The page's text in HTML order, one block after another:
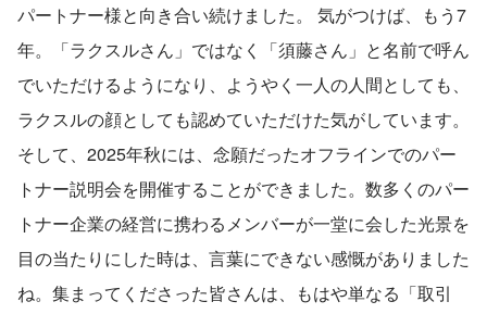
パートナー様と向き合い続けました。 気がつけば、もう7
年。「ラクスルさん」ではなく「須藤さん」と名前で呼ん
でいただけるようになり、ようやく一人の人間としても、
ラクスルの顔としても認めていただけた気がしています。
そして、2025年秋には、念願だったオフラインでのパー
トナー説明会を開催することができました。数多くのパー
トナー企業の経営に携わるメンバーが一堂に会した光景を
目の当たりにした時は、言葉にできない感慨がありました
ね。集まってくださった皆さんは、もはや単なる「取引